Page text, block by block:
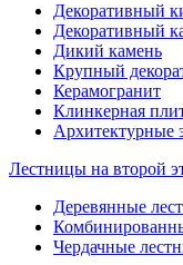
Декоративный
Декоративный
Дикий камень
Крупный
Керамогранит
Клинкерная
Архитектурные
Лестницы на второй
Деревянные
Чердачные